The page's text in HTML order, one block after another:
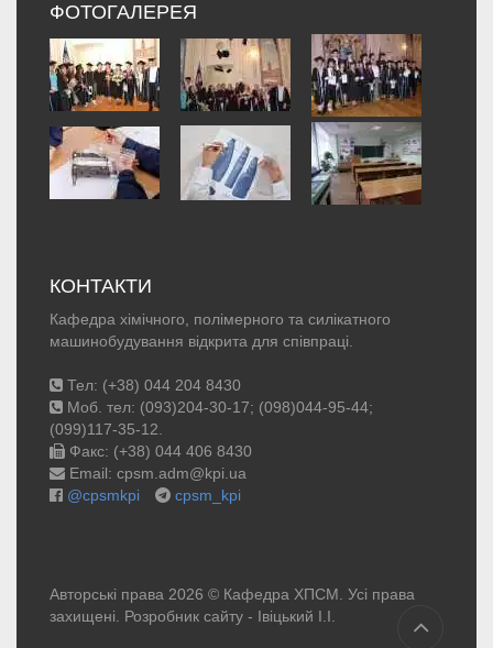
ФОТОГАЛЕРЕЯ
КОНТАКТИ
Кафедра хімічного, полімерного та силікатного
машинобудування відкрита для співпраці.
Тел: (+38) 044 204 8430
Моб. тел: (093)204-30-17; (098)044-95-44;
(099)117-35-12.
Факс: (+38) 044 406 8430
Email: cpsm.adm@kpi.ua
@cpsmkpi
cpsm_kpi
Авторські права 2026 © Кафедра ХПСМ. Усі права
захищені. Розробник сайту - Івіцький І.І.